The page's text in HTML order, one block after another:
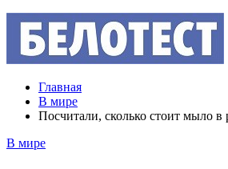
Главная
В мире
Посчитали, сколько стоит мыло в
В мире